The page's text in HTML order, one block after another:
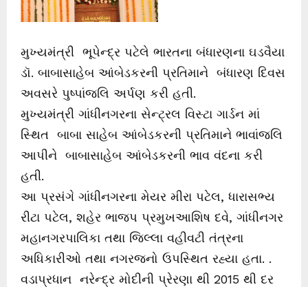
મુખ્યમંત્રી ભૂપેન્દ્ર પટેલે ભારતના બંધારણના ઘડવૈયા
ડૉ. બાબાસાહેબ આંબેડકરની પ્રતિમાને બંધારણ દિવસ
અવસરે પુષ્પાંજલિ અર્પણ કરી હતી.
મુખ્યમંત્રી ગાંધીનગરના સેન્ટ્રલ વિસ્ટા ગાર્ડન માં
સ્થિત બાબા સાહેબ આંબેડકરની પ્રતિમાને ભાવાંજલિ
આપીને બાબાસાહેબ આંબેડકરની ભાવ વંદના કરી
હતી.
આ પ્રસંગે ગાંધીનગરના મેયર મીરા પટેલ, ધારાસભ્ય
રીટા પટેલ, શહેર ભાજપ પ્રમુખઆશિષ દવે, ગાંધીનગર
મહાનગરપાલિકા તથા જિલ્લા વહીવટી તંત્રના
અધિકારીઓ તથા નગરજનો ઉપસ્થિત રહ્યા હતા. .
વડાપ્રધાન નરેન્દ્ર મોદીની પ્રેરણા થી 2015 થી દર